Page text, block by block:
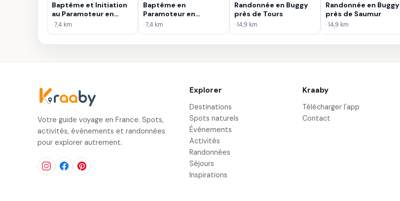
Baptême et Initiation
au Paramoteur en
Touraine
· 7,4 km
Baptême en
Paramoteur en
Touraine
· 7,4 km
Randonnée en Buggy
près de Tours
· 14,9 km
Randonnée en Buggy
près de Saumur
· 14,9 km
Votre guide voyage en France. Spots,
activités, événements et randonnées
pour explorer autrement.
Explorer
Destinations
Spots naturels
Événements
Activités
Randonnées
Séjours
Inspirations
Kraaby
Télécharger l'app
Contact